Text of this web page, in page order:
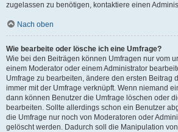
zugelassen zu benötigen, kontaktiere einen
Nach oben
Wie bearbeite oder lösche ich eine Umfrage?
Wie bei den Beiträgen können Umfragen nur vom
einem Moderator oder einem Administrator
Umfrage zu bearbeiten, ändere den ersten Beitrag
immer mit der Umfrage verknüpft. Wenn niemand
dann können Benutzer die Umfrage löschen oder
bearbeiten. Sollte allerdings schon ein Benutzer
die Umfrage nur noch von Moderatoren oder
gelöscht werden. Dadurch soll die Manipulation